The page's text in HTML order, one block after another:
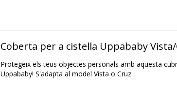
Coberta per a cistella Uppababy Vista/
Protegeix els teus objectes personals amb aquesta
Uppababy! S'adapta al model Vista o Cruz.